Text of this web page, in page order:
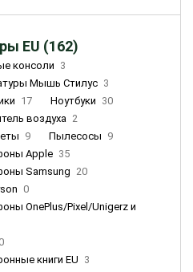
EU (162)
консоли 3
Мышь Стилус 3
17 Ноутбуки 30
воздуха 2
9 Пылесосы 9
Apple 35
Samsung 20
0
OnePlus/Pixel/Unigerz и
книги EU 3